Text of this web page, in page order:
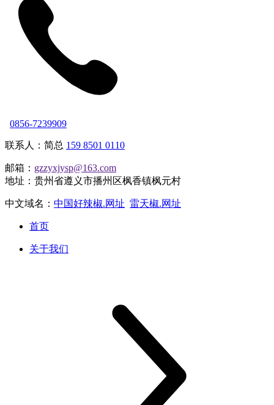
0856-7239909
联系人：简总 159 8501 0110
邮箱： gzzyxjysp@163.com
地址：贵州省遵义市播州区枫香镇枫元村
中文域名： 中国好辣椒.网址 雷天椒.网址
首页
关于我们